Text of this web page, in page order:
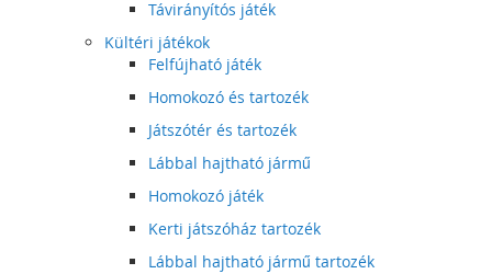
Távirányítós játék
Kültéri játékok
Felfújható játék
Homokozó és tartozék
Játszótér és tartozék
Lábbal hajtható jármű
Homokozó játék
Kerti játszóház tartozék
Lábbal hajtható jármű tartozék